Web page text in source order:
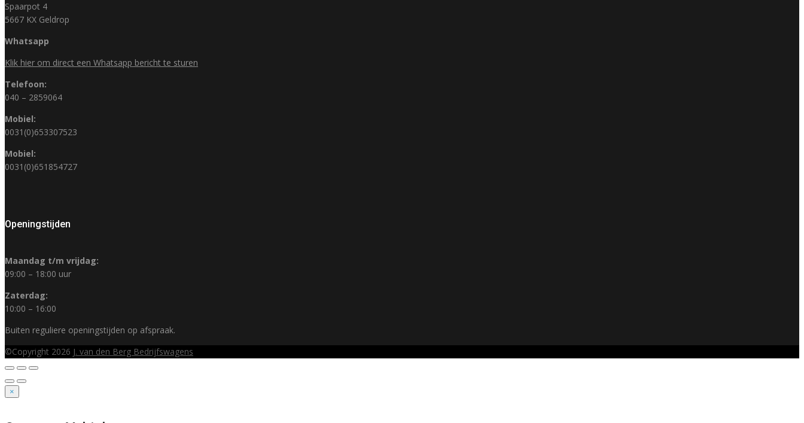
Spaarpot 4
5667 KX Geldrop
Whatsapp
Klik hier om direct een Whatsapp bericht te sturen
Telefoon:
040 – 2859064
Mobiel:
0031(0)653307523
Mobiel:
0031(0)651854727
Openingstijden
Maandag t/m vrijdag:
09:00 – 18:00 uur
Zaterdag:
10:00 – 16:00
Buiten reguliere openingstijden op afspraak.
©Copyright 2026 J. van den Berg Bedrijfswagens
×